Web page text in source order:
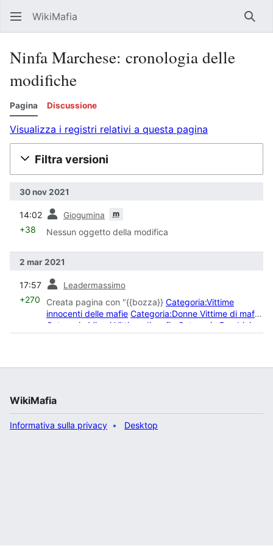
WikiMafia
Ninfa Marchese: cronologia delle
modifiche
Pagina Discussione
Visualizza i registri relativi a questa pagina
Filtra versioni
30 nov 2021
14:02 Giogumina m
+38 Nessun oggetto della modifica
2 mar 2021
17:57 Leadermassimo
+270 Creata pagina con "{{bozza}} Categoria:Vittime
innocenti delle mafie Categoria:Donne Vittime di mafia
Categoria:Minori Vittime di mafia
Categoria:Bambini
WikiMafia
Informativa sulla privacy Desktop